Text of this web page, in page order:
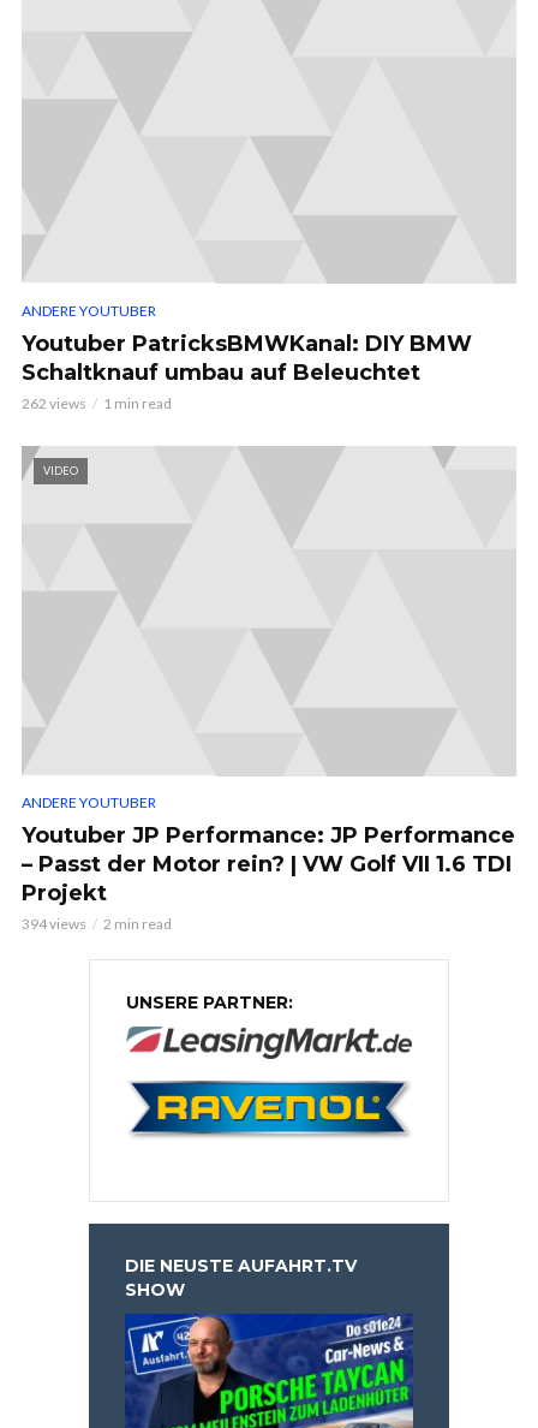
ANDERE YOUTUBER
Youtuber PatricksBMWKanal: DIY BMW
Schaltknauf umbau auf Beleuchtet
262 views 1 min read
VIDEO
ANDERE YOUTUBER
Youtuber JP Performance: JP Performance
– Passt der Motor rein? | VW Golf VII 1.6 TDI
Projekt
394 views 2 min read
UNSERE PARTNER:
DIE NEUSTE AUFAHRT.TV
SHOW